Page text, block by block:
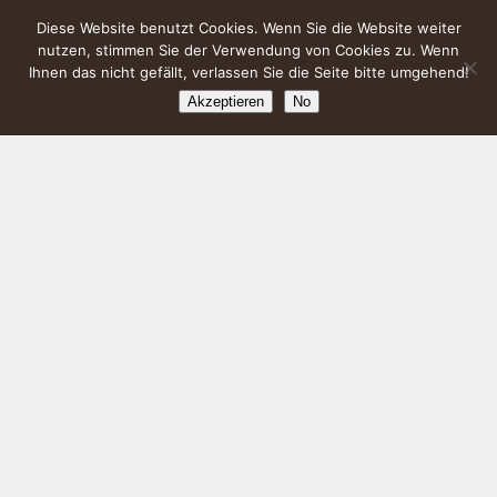
Diese Website benutzt Cookies. Wenn Sie die Website weiter
nutzen, stimmen Sie der Verwendung von Cookies zu. Wenn
Ihnen das nicht gefällt, verlassen Sie die Seite bitte umgehend!
Akzeptieren No